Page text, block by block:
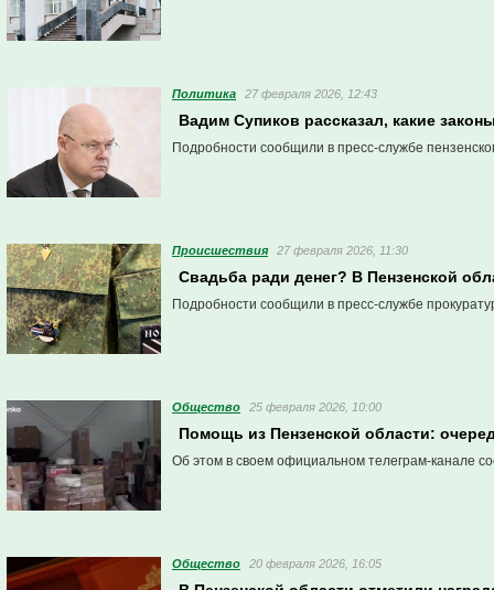
Политика 27 февраля 2026, 12:43
Вадим Супиков рассказал, какие
Подробности сообщили в пресс-службе
Проиcшествия 27 февраля 2026, 11:30
Свадьба ради денег? В Пензенской
Подробности сообщили в пресс-службе
Общество 25 февраля 2026, 10:00
Помощь из Пензенской области:
Об этом в своем официальном телеграм-канале
Общество 20 февраля 2026, 16:05